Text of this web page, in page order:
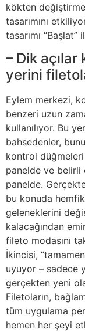
kökten
tasarımını
tasarımı
– Dik
yerini
Eylem merkezi,
benzeri uzun
kullanılıyor. Bu
bahsedenler,
kontrol
panelde ve belirli
panelde.
bu konuda
geleneklerini
kalacağından
fileto modasını
İkincisi,
uyuyor – sadece
gerçekten yeni
Filetoların,
tüm uygulama
hemen her şeyi